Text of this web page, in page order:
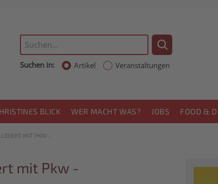
Suchen in: Artikel Veranstaltungen
BLICK WER MACHT WAS? JOBS FOOD &
MIT PKW -
mit Pkw -